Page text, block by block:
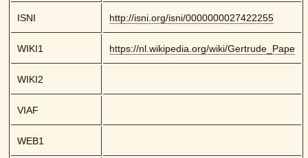
ISNI http://isni.org/isni/0000000027422255
WIKI1 https://nl.wikipedia.org/wiki/Gertrude_Pape
WIKI2
VIAF
WEB1